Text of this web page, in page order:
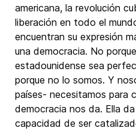
americana, la revolución
liberación en todo el
encuentran su expresión
una democracia. No
estadounidense sea
porque no lo somos. Y
países- necesitamos para
democracia nos da. Ella
capacidad de ser